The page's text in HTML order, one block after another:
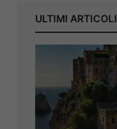
ULTIMI ARTICOLI